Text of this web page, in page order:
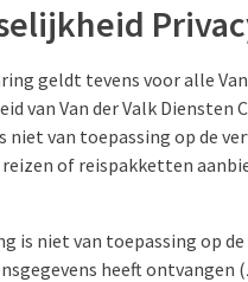
geldt tevens voor alle
van Van der Valk Diensten
niet van toepassing op de
of reispakketten
is niet van toepassing op
heeft